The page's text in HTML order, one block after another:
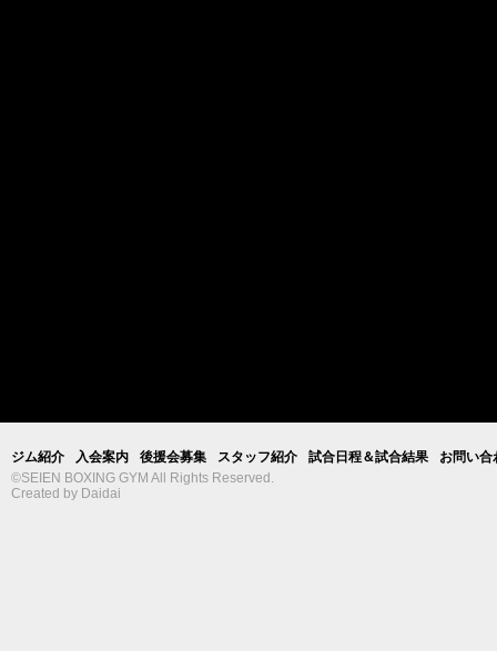
ジム紹介 入会案内 後援会募集 スタッフ紹介 試合日程＆試合結果
お問い合
©SEIEN BOXING GYM All Rights Reserved.
Created by Daidai